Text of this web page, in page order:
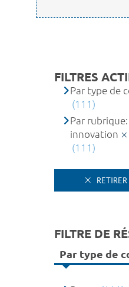
FILTRES
Par type de
(111)
Par
innovation
(111)
FILTRE DE
Par type de